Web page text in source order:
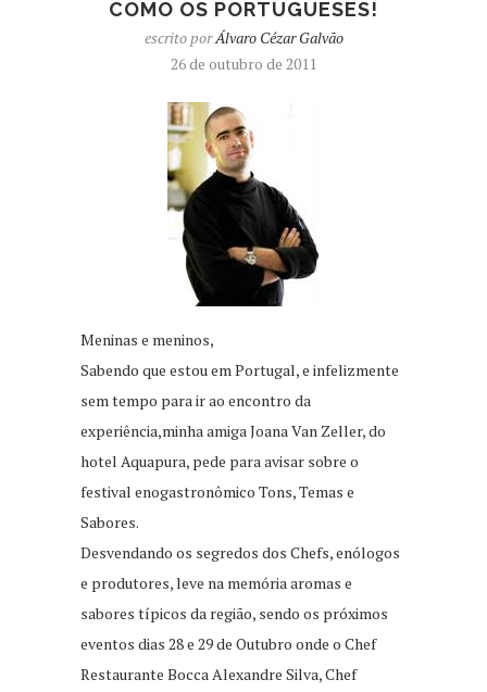
COMO OS PORTUGUESES!
escrito porÁlvaro Cézar Galvão
26 de outubro de 2011
Meninas e meninos,
Sabendo que estou em Portugal, e infelizmente
sem tempo para ir ao encontro da
experiência,minha amiga Joana Van Zeller, do
hotel Aquapura, pede para avisar sobre o
festival enogastronômico Tons, Temas e
Sabores.
Desvendando os segredos dos Chefs, enólogos
e produtores, leve na memória aromas e
sabores típicos da região, sendo os próximos
eventos dias 28 e 29 de Outubro onde o Chef
Restaurante Bocca Alexandre Silva, Chef